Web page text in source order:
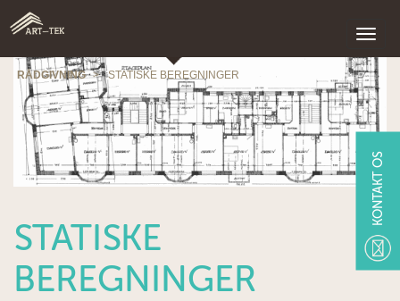
RÅDGIVNING > STATISKE BEREGNINGER
STATISKE
BEREGNINGER
KONTAKT OS